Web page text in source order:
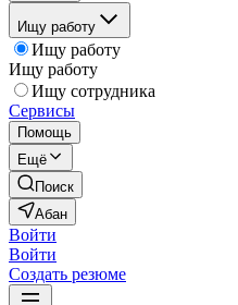
Ищу работу
Ищу работу
Ищу работу
Ищу сотрудника
Сервисы
Помощь
Ещё
Поиск
Абан
Войти
Войти
Создать резюме